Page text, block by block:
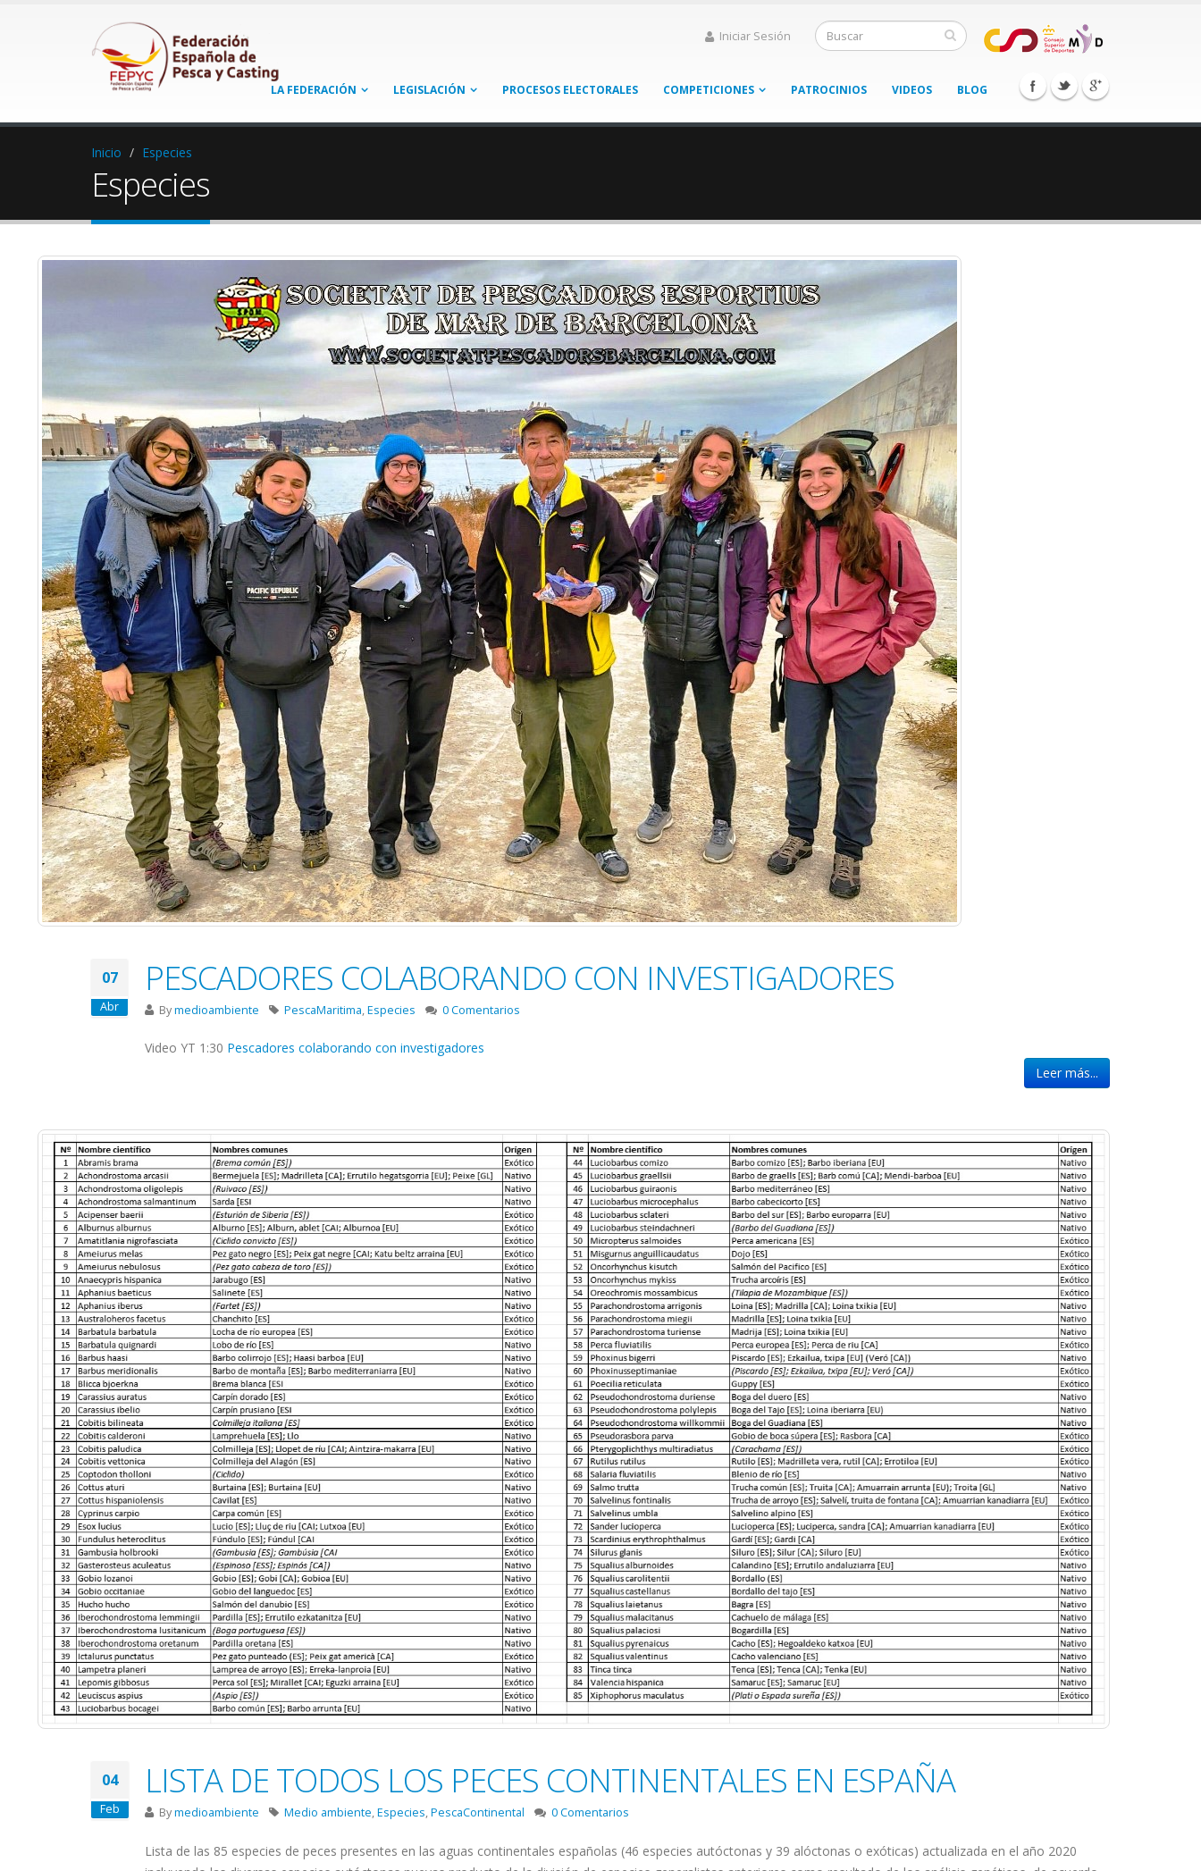
Iniciar Sesión
LA FEDERACIÓN LEGISLACIÓN PROCESOS ELECTORALES COMPETICIONES PATROCINIOS VIDEOS BLOG
Inicio Especies
Especies
07
Abr
PESCADORES COLABORANDO CON INVESTIGADORES
Bymedioambiente PescaMaritima,Especies 0 Comentarios
Video YT 1:30 Pescadores colaborando con investigadores
Leer más...
04
Feb
LISTA DE TODOS LOS PECES CONTINENTALES EN ESPAÑA
Bymedioambiente Medio ambiente,Especies,PescaContinental 0 Comentarios
Lista de las 85 especies de peces presentes en las aguas continentales españolas (46 especies autóctonas y 39 alóctonas o exóticas) actualizada en el año 2020